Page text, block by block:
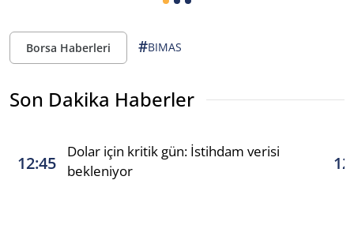
Borsa Haberleri #BIMAS
Son Dakika Haberler
12:45
Dolar için kritik gün: İstihdam verisi
bekleniyor